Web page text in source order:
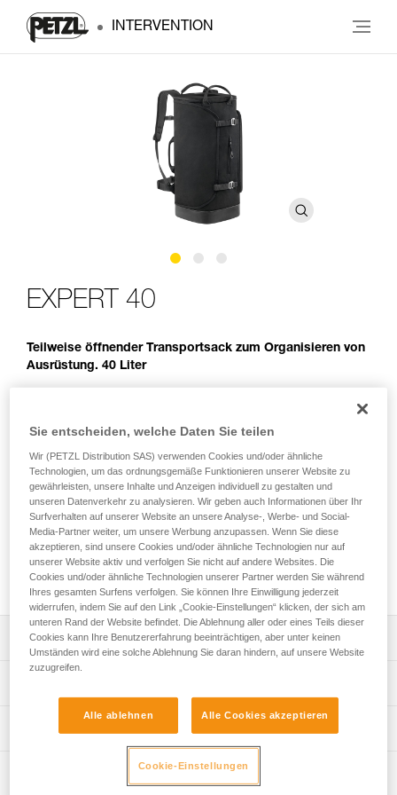
INTERVENTION
EXPERT 40
Teilweise öffnender Transportsack zum Organisieren von
Ausrüstung. 40 Liter
Ausrüstung. Die Polsterung an den Kontaktflächen sorgt für
hohen Tragekomfort. Die unterschiedlich großen Fächer und
die Materialschlaufen ermöglichen, Ihre Ausrüstung
übersichtlich zu organisieren und zu sichern. Dank den zwei
Öffnungsmöglichkeiten können Sie schnell und einfach auf
die benötigte Ausrüstung zugreifen. Die robuste Konstruktion
mit TPU-Plane, verschweißtem Boden und verstärktem
Gewebe macht ihn zu einem strapazierfähigen
Transportsack für den intensiven Gebrauch.
Leistungsverzeichnis
Komfortable und ergonomische Anwendung:
hohen Tragekomfort.
sind einstellbar und passen sich dadurch optimal Ihrer
- Der Bauchriemen kann bei Nichtgebrauch unten im
Volumen: 40 Liter
Abmessungen: 62 x 31 x 21 cm cm
Sie entscheiden, welche Daten Sie teilen
Wir (PETZL Distribution SAS) verwenden Cookies und/oder ähnliche
Technologien, um das ordnungsgemäße Funktionieren unserer Website zu
gewährleisten, unsere Inhalte und Anzeigen individuell zu gestalten und
unseren Datenverkehr zu analysieren. Wir geben auch Informationen über Ihr
Surfverhalten auf unserer Website an unsere Analyse-, Werbe- und Social-
Media-Partner weiter, um unsere Werbung anzupassen. Wenn Sie diese
akzeptieren, sind unsere Cookies und/oder ähnliche Technologien nur auf
unserer Website aktiv und verfolgen Sie nicht auf andere Websites. Die
Cookies und/oder ähnliche Technologien unserer Partner werden Sie während
Ihres gesamten Surfens verfolgen. Sie können Ihre Einwilligung jederzeit
widerrufen, indem Sie auf den Link „Cookie-Einstellungen“ klicken, der sich am
unteren Rand der Website befindet. Die Ablehnung aller oder eines Teils dieser
Cookies kann Ihre Benutzererfahrung beeinträchtigen, aber unter keinen
Umständen wird eine solche Ablehnung Sie daran hindern, auf unsere Website
zuzugreifen.
Alle ablehnen Alle Cookies akzeptieren
Cookie-Einstellungen